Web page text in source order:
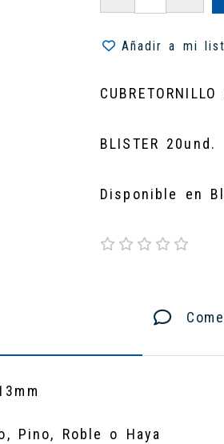
Añadir a mi
BLISTER 20und.
Disponible en
Pino, Roble o Haya